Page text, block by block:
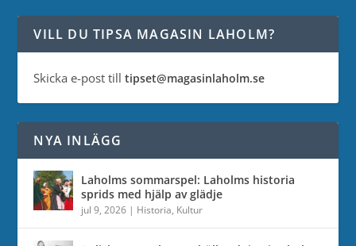
VILL DU TIPSA MAGASIN LAHOLM?
Skicka e-post tilltipset@magasinlaholm.se
NYA INLÄGG
Laholms sommarspel: Laholms historia
sprids med hjälp av glädje
jul 9, 2026 | Historia, Kultur